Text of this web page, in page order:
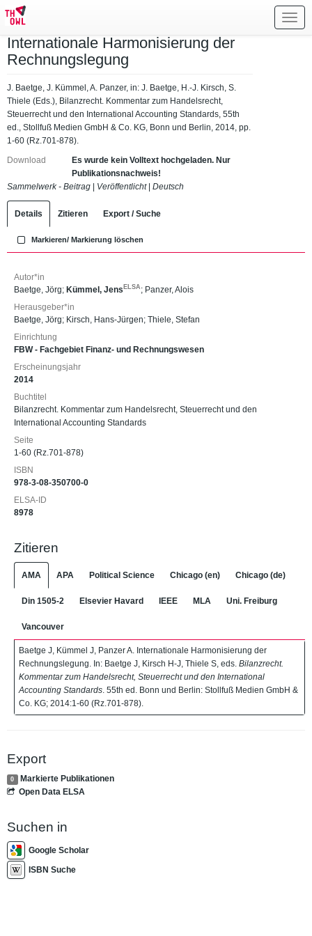
Internationale Harmonisierung der
Rechnungslegung
J. Baetge, J. Kümmel, A. Panzer, in: J. Baetge, H.-J. Kirsch, S.
Thiele (Eds.), Bilanzrecht. Kommentar zum Handelsrecht,
Steuerrecht und den International Accounting Standards, 55th
ed., Stollfuß Medien GmbH & Co. KG, Bonn und Berlin, 2014, pp.
1-60 (Rz.701-878).
Download
Es wurde kein Volltext hochgeladen. Nur
Publikationsnachweis!
Sammelwerk - Beitrag
Veröffentlicht| Deutsch
Details Zitieren Export / Suche
Markieren/ Markierung löschen
Autor*in
Baetge, Jörg; Kümmel, Jens ELSA ; Panzer, Alois
Herausgeber*in
Baetge, Jörg; Kirsch, Hans-Jürgen; Thiele, Stefan
Einrichtung
FBW - Fachgebiet Finanz- und Rechnungswesen
Erscheinungsjahr
2014
Buchtitel
Bilanzrecht. Kommentar zum Handelsrecht, Steuerrecht und den
International Accounting Standards
Seite
1-60 (Rz.701-878)
ISBN
978-3-08-350700-0
ELSA-ID
8978
Zitieren
AMA APA Political Science Chicago (en) Chicago (de)
Din 1505-2 Elsevier Havard IEEE MLA Uni. Freiburg
Vancouver
Baetge J, Kümmel J, Panzer A. Internationale Harmonisierung der
Rechnungslegung. In: Baetge J, Kirsch H-J, Thiele S, eds. Bilanzrecht.
Kommentar zum Handelsrecht, Steuerrecht und den International
Accounting Standards . 55th ed. Bonn und Berlin: Stollfuß Medien GmbH &
Co. KG; 2014:1-60 (Rz.701-878).
Export
0
Markierte Publikationen
Open Data ELSA
Suchen in
Google Scholar
ISBN Suche